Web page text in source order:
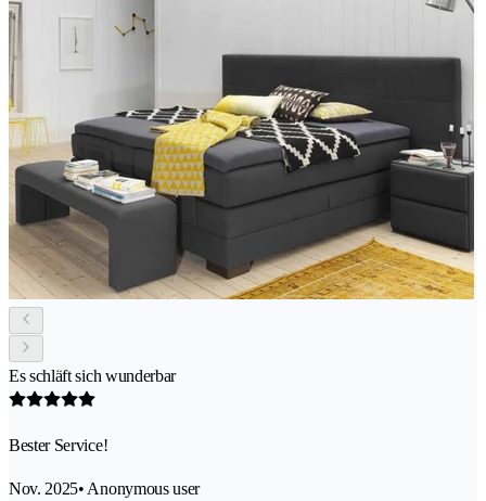
Es schläft sich wunderbar
Bester Service!
Nov. 2025• Anonymous user